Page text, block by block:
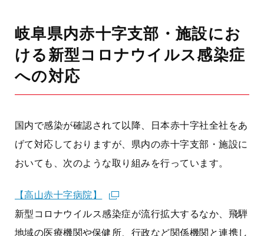
岐阜県内赤十字支部・施設にお
ける新型コロナウイルス感染症
への対応
国内で感染が確認されて以降、日本赤十字社全社をあ
げて対応しておりますが、県内の赤十字支部・施設に
おいても、次のような取り組みを行っています。
【高山赤十字病院】
新型コロナウイルス感染症が流行拡大するなか、飛騨
地域の医療機関や保健所、行政など関係機関と連携し